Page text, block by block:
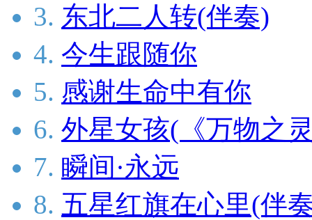
3. 东北二人转(伴奏)
4. 今生跟随你
5. 感谢生命中有你
6. 外星女孩(《万物之
7. 瞬间·永远
8. 五星红旗在心里(伴